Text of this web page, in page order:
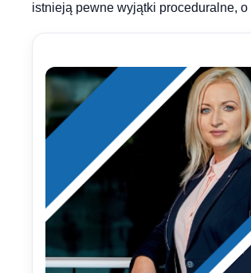
istnieją pewne wyjątki proceduralne,